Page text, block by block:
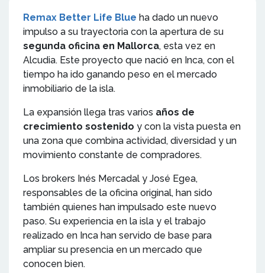
Remax Better Life Blue ha dado un nuevo
impulso a su trayectoria con la apertura de su
segunda oficina en Mallorca, esta vez en
Alcudia. Este proyecto que nació en Inca, con el
tiempo ha ido ganando peso en el mercado
inmobiliario de la isla.
La expansión llega tras varios años de
crecimiento sostenido y con la vista puesta en
una zona que combina actividad, diversidad y un
movimiento constante de compradores.
Los brokers Inés Mercadal y José Egea,
responsables de la oficina original, han sido
también quienes han impulsado este nuevo
paso. Su experiencia en la isla y el trabajo
realizado en Inca han servido de base para
ampliar su presencia en un mercado que
conocen bien.